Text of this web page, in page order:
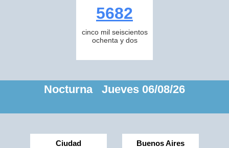
5682
cinco mil seiscientos
ochenta y dos
Nocturna Jueves 06/08/26
Ciudad Buenos Aires